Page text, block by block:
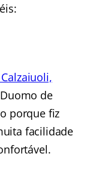
de
porque fiz
facilidade